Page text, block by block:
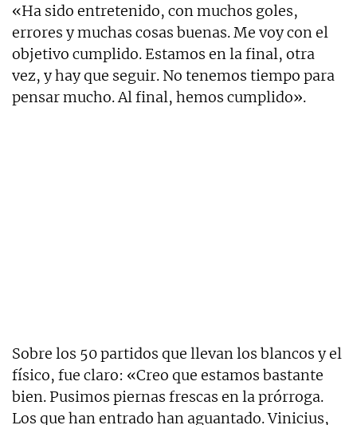
«Ha sido entretenido, con muchos goles,
errores y muchas cosas buenas. Me voy con el
objetivo cumplido. Estamos en la final, otra
vez, y hay que seguir. No tenemos tiempo para
pensar mucho. Al final, hemos cumplido».
Sobre los 50 partidos que llevan los blancos y el
físico, fue claro: «Creo que estamos bastante
bien. Pusimos piernas frescas en la prórroga.
Los que han entrado han aguantado. Vinicius,